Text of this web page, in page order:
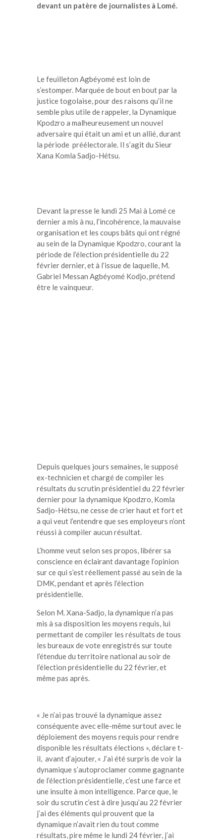
devant un patère de journalistes à Lomé.
Le feuilleton Agbéyomé est loin de
s’estomper. Marquée de bout en bout par la
justice togolaise, pour des raisons qu’il ne
semble plus utile de rappeler, la Dynamique
Kpodzro a malheureusement un nouvel
adversaire qui était un ami et un allié, durant
la période préélectorale. Il s’agit du Sieur
Xana Komla Sadjo-Hétsu.
Devant la presse le lundi 25 Mai à Lomé ce
dernier a mis à nu, l’incohérence, la mauvaise
organisation et les coups bâts qui ont régné
au sein de la Dynamique Kpodzro, courant la
période de l’élection présidentielle du 22
février dernier, et à l’issue de laquelle, M.
Gabriel Messan Agbéyomé Kodjo, prétend
être le vainqueur.
Depuis quelques jours semaines, le supposé
ex-technicien et chargé de compiler les
résultats du scrutin présidentiel du 22 février
dernier pour la dynamique Kpodzro, Komla
Sadjo-Hétsu, ne cesse de crier haut et fort et
a qui veut l’entendre que ses employeurs n’ont
réussi à compiler aucun résultat.
L’homme veut selon ses propos, libérer sa
conscience en éclairant davantage l’opinion
sur ce qui s’est réellement passé au sein de la
DMK, pendant et après l’élection
présidentielle.
Selon M. Xana-Sadjo, la dynamique n’a pas
mis à sa disposition les moyens requis, lui
permettant de compiler les résultats de tous
les bureaux de vote enregistrés sur toute
l’étendue du territoire national au soir de
l’élection présidentielle du 22 février, et
même pas après.
« Je n’ai pas trouvé la dynamique assez
conséquente avec elle-même surtout avec le
déploiement des moyens requis pour rendre
disponible les résultats élections », déclare t-
il, avant d’ajouter, « J’ai été surpris de voir la
dynamique s’autoproclamer comme gagnante
de l’élection présidentielle, c’est une farce et
une insulte à mon intelligence. Parce que, le
soir du scrutin c’est à dire jusqu’au 22 février
j’ai des éléments qui prouvent que la
dynamique n’avait rien du tout comme
résultats, pire même le lundi 24 février, j’ai